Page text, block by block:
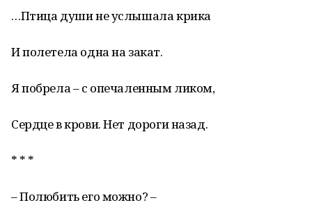
…Птица души не услышала крика
И полетела одна на закат.
Я побрела – с опечаленным ликом,
Сердце в крови. Нет дороги назад.
* * *
– Полюбить его можно? –